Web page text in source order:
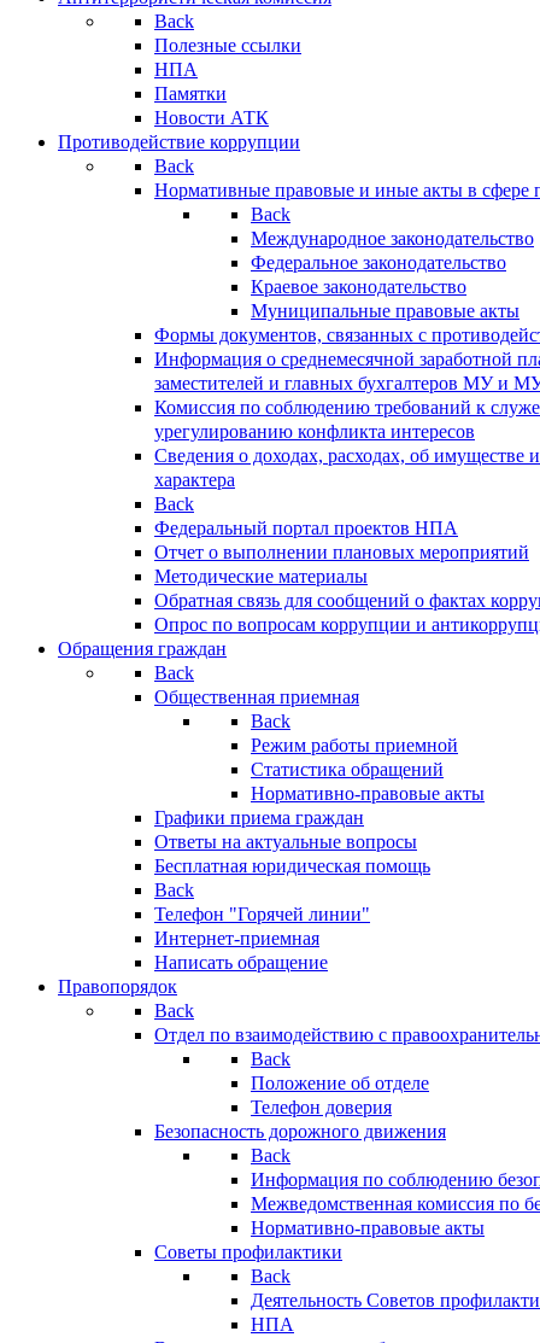
Back
Полезные ссылки
НПА
Памятки
Новости АТК
Противодействие коррупции
Back
Нормативные правовые и иные акты в сфере
Back
Международное законодательство
Федеральное законодательство
Краевое законодательство
Муниципальные правовые акты
Формы документов, связанных с
Информация о среднемесячной заработной
заместителей и главных бухгалтеров МУ и
Комиссия по соблюдению требований к
урегулированию конфликта интересов
Сведения о доходах, расходах, об имуществе
характера
Back
Федеральный портал проектов НПА
Отчет о выполнении плановых мероприятий
Методические материалы
Обратная связь для сообщений о фактах
Опрос по вопросам коррупции и
Обращения граждан
Back
Общественная приемная
Back
Режим работы приемной
Статистика обращений
Нормативно-правовые акты
Графики приема граждан
Ответы на актуальные вопросы
Бесплатная юридическая помощь
Back
Телефон "Горячей линии"
Интернет-приемная
Написать обращение
Правопорядок
Back
Отдел по взаимодействию с
Back
Положение об отделе
Телефон доверия
Безопасность дорожного движения
Back
Информация по соблюдению
Межведомственная комиссия по
Нормативно-правовые акты
Советы профилактики
Back
Деятельность Советов
НПА